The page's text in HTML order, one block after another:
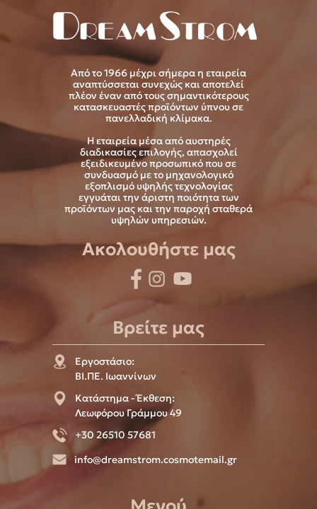
Από το 1966 μέχρι σήμερα η εταιρεία
αναπτύσσεται συνεχώς και αποτελεί
πλέον έναν από τους σημαντικότερους
κατασκευαστές προϊόντων ύπνου σε
πανελλαδική κλίμακα.
Η εταιρεία μέσα από αυστηρές
διαδικασίες επιλογής, απασχολεί
εξειδικευμένο προσωπικό που σε
συνδυασμό με το μηχανολογικό
εξοπλισμό υψηλής τεχνολογίας
εγγυάται την άριστη ποιότητα των
προϊόντων μας και την παροχή σταθερά
υψηλών υπηρεσιών.
Ακολουθήστε μας
Βρείτε μας
Εργοστάσιο:
ΒΙ.ΠΕ. Ιωαννίνων
Κατάστημα - Έκθεση:
Λεωφόρου Γράμμου 49
+30 26510 57681
info@dreamstrom.cosmotemail.gr